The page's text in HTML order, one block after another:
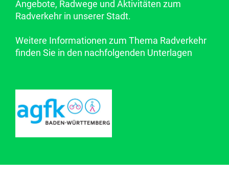
Angebote, Radwege und Aktivitäten zum
Radverkehr in unserer Stadt.
Weitere Informationen zum Thema Radverkehr
finden Sie in den nachfolgenden Unterlagen